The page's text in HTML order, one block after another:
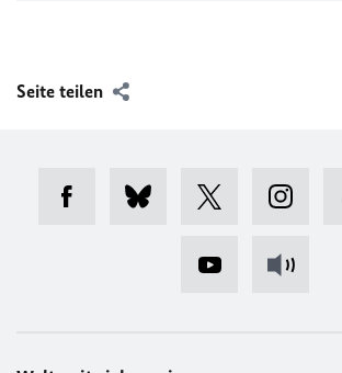
Seite teilen